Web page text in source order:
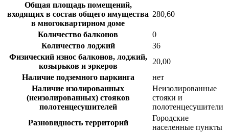
Общая площадь помещений,
входящих в состав общего имущества
в многоквартирном доме
280,60
Количество балконов
0
Количество лоджий
36
Физический износ балконов, лоджий,
козырьков и эркеров
20,00
Наличие подземного паркинга
нет
Наличие изолированных
(неизолированных) стояков
полотенцесушителей
Неизолированные
стояки и
полотенцесушители
Разновидность территорий
Городские
населенные пункты